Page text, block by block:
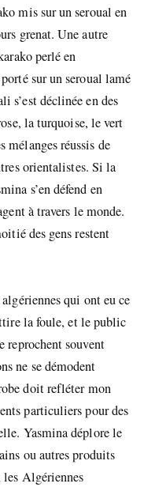
mis sur un seroual en
grenat. Une autre
perlé en
sur un seroual lamé
s’est déclinée en des
la turquoise, le vert
mélanges réussis de
orientalistes. Si la
s’en défend en
à travers le monde.
des gens restent
qui ont eu ce
la foule, et le public
reprochent souvent
ne se démodent
doit refléter mon
particuliers pour des
Yasmina déplore le
ou autres produits
Algériennes